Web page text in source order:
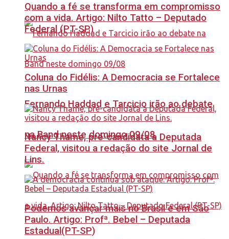
Fernando Haddad e Tarcicio irão ao debate
na Band neste domingo 09/08
Quando a fé se transforma em compromisso
com a vida. Artigo: Nilto Tatto – Deputado
Federal (PT-SP)
Coluna do Fidélis: A Democracia se Fortalece
nas Urnas
Nancy Thame, pré-candidata a Deputada
Federal, visitou a redação do site Jornal de
Lins.
Podemos avançar mais no Brasil e em São
Paulo. Artigo: Profª. Bebel – Deputada
Estadual(PT-SP)